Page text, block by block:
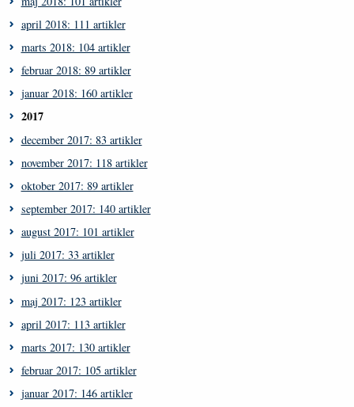
april 2018: 111 artikler
marts 2018: 104 artikler
februar 2018: 89 artikler
januar 2018: 160 artikler
2017
december 2017: 83 artikler
november 2017: 118 artikler
oktober 2017: 89 artikler
september 2017: 140 artikler
august 2017: 101 artikler
juli 2017: 33 artikler
juni 2017: 96 artikler
maj 2017: 123 artikler
april 2017: 113 artikler
marts 2017: 130 artikler
februar 2017: 105 artikler
januar 2017: 146 artikler